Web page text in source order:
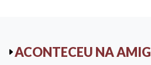
ACONTECEU NA AMIG